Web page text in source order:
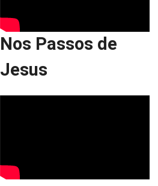
Nos Passos de
Jesus